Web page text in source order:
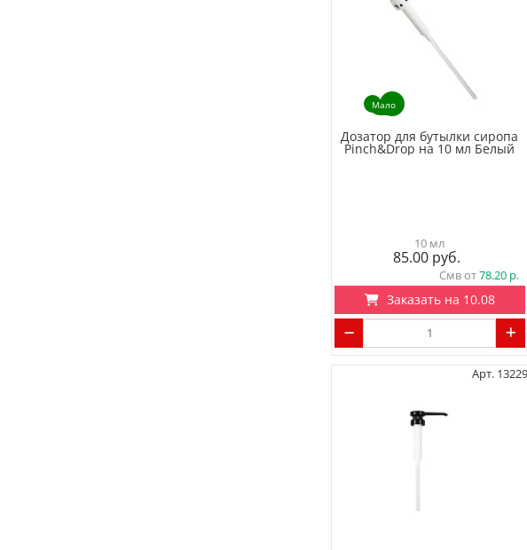
Мало
Дозатор для бутылки сиропа
Pinch&Drop на 10 мл Белый
10 мл
85.00
Смв от78.20
Заказать на 10.08
Арт. 13229